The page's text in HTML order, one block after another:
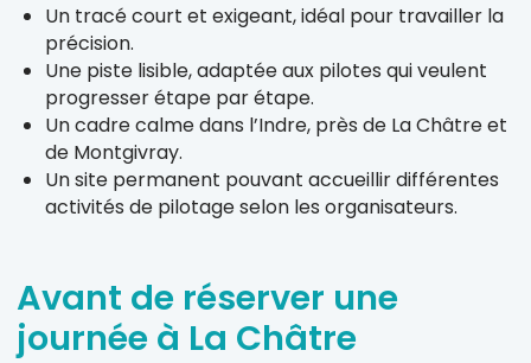
Un tracé court et exigeant, idéal pour travailler la
précision.
Une piste lisible, adaptée aux pilotes qui veulent
progresser étape par étape.
Un cadre calme dans l’Indre, près de La Châtre et
de Montgivray.
Un site permanent pouvant accueillir différentes
activités de pilotage selon les organisateurs.
Avant de réserver une
journée à La Châtre